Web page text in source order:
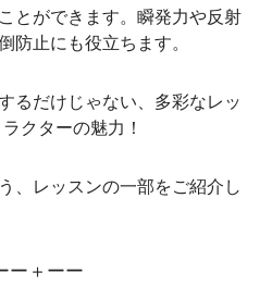
とができます。瞬発力や反射
防止にも役立ちます。
るだけじゃない、多彩なレッ
クターの魅力！
、レッスンの一部をご紹介し
ー＋ーー